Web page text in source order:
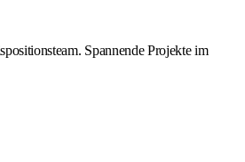
Spannende Projekte im